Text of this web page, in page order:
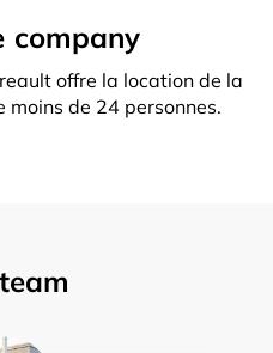
company
offre la location de la
moins de 24 personnes.